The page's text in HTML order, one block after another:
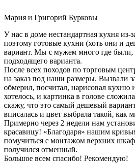
Мария и Григорий Бурковы
У нас в доме нестандартная кухня из-
поэтому готовые кухни (хоть они и
вариант. Мы с мужем много где
подходящего варианта.
После всех походов по торговым
на заказ под наши размеры. Вызвали
обмерил, посчитал, нарисовал кухню
хотелось, и картинка в голове
скажу, что это самый дешевый
вписалась и цвет выбрала такой, как
Примерно через 2 недели нам
красавицу! «Благодаря» нашим
помучиться с монтажом верхних
получился отменный.
Большое всем спасибо! Рекомендую!